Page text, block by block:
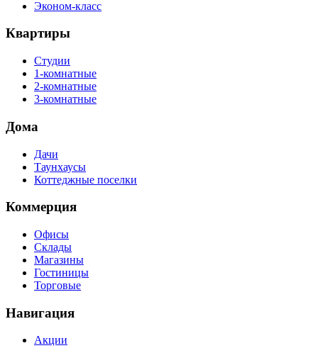
Эконом-класс
Квартиры
Студии
1-комнатные
2-комнатные
3-комнатные
Дома
Дачи
Таунхаусы
Коттеджные поселки
Коммерция
Офисы
Склады
Магазины
Гостиницы
Торговые
Навигация
Акции